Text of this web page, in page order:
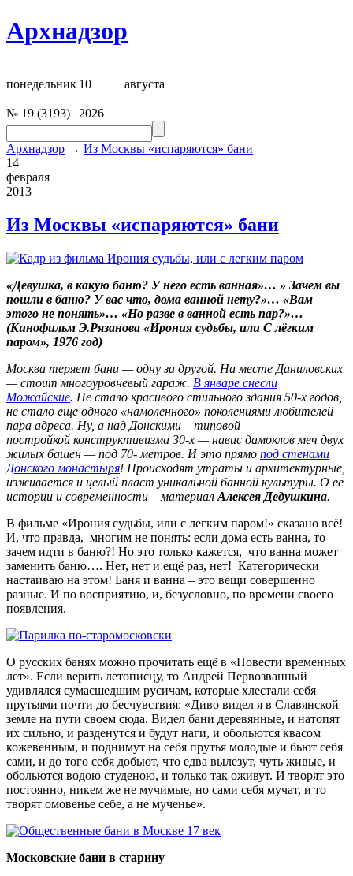
Архнадзор
понедельник 10 августа
№ 19 (3193) 2026
Архнадзор → Из Москвы «испаряются» бани
14
февраля
2013
Из Москвы «испаряются» бани
«Девушка, в какую баню? У него есть ванная»… » Зачем вы
пошли в баню? У вас что, дома ванной нету?»… «Вам
этого не понять»… «Но разве в ванной есть пар?»…
(Кинофильм Э.Рязанова «Ирония судьбы, или С лёгким
паром», 1976 год)
Москва теряет бани — одну за другой. На месте Даниловских
— стоит многоуровневый гараж. В январе снесли
Можайские. Не стало красивого стильного здания 50-х годов,
не стало еще одного «намоленного» поколениями любителей
пара адреса. Ну, а над Донскими – типовой
постройкой конструктивизма 30-х — навис дамоклов меч двух
жилых башен — под 70- метров. И это прямо под стенами
Донского монастыря! Происходят утраты и архитектурные,
изживается и целый пласт уникальной банной культуры. О ее
истории и современности – материал Алексея Дедушкина.
В фильме «Ирония судьбы, или с легким паром!» сказано всё!
И, что правда, многим не понять: если дома есть ванна, то
зачем идти в баню?! Но это только кажется, что ванна может
заменить баню…. Нет, нет и ещё раз, нет! Категорически
настаиваю на этом! Баня и ванна – это вещи совершенно
разные. И по восприятию, и, безусловно, по времени своего
появления.
О русских банях можно прочитать ещё в «Повести временных
лет». Если верить летописцу, то Андрей Первозванный
удивлялся сумасшедшим русичам, которые хлестали себя
прутьями почти до бесчувствия: «Диво видел я в Славянской
земле на пути своем сюда. Видел бани деревянные, и натопят
их сильно, и разденутся и будут наги, и обольются квасом
кожевенным, и поднимут на себя прутья молодые и бьют себя
сами, и до того себя добьют, что едва вылезут, чуть живые, и
обольются водою студеною, и только так оживут. И творят это
постоянно, никем же не мучимые, но сами себя мучат, и то
творят омовенье себе, а не мученье».
Московские бани в старину